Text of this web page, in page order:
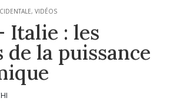
,VIDÉOS
Italie : les
de la puissance